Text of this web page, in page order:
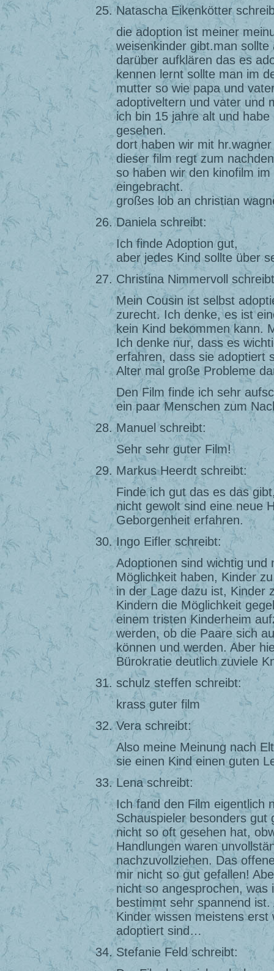
Natascha Eikenkötter
die adoption ist meiner
weisenkinder gibt.man
darüber aufklären das es
kennen lernt sollte man im
mutter so wie papa und
adoptiveltern und vater und
ich bin 15 jahre alt und
gesehen.
dort haben wir mit
dieser film regt zum
so haben wir den kinofilm
eingebracht.
großes lob an christian
Daniela schreibt:
Ich finde Adoption gut,
aber jedes Kind sollte über
Christina Nimmervoll
Mein Cousin ist selbst
zurecht. Ich denke, es ist
kein Kind bekommen kann.
Ich denke nur, dass es
erfahren, dass sie adoptiert
Alter mal große Probleme
Den Film finde ich sehr
ein paar Menschen zum
Manuel schreibt:
Sehr sehr guter Film!
Markus Heerdt schreibt:
Finde ich gut das es das
nicht gewolt sind eine neue
Geborgenheit erfahren.
Ingo Eifler schreibt:
Adoptionen sind wichtig und
Möglichkeit haben, Kinder
in der Lage dazu ist, Kinder
Kindern die Möglichkeit
einem tristen Kinderheim
werden, ob die Paare sich
können und werden. Aber
Bürokratie deutlich zuviele
schulz steffen schreibt:
krass guter film
Vera schreibt:
Also meine Meinung nach
sie einen Kind einen guten
Lena schreibt:
Ich fand den Film eigentlich
Schauspieler besonders gut
nicht so oft gesehen hat,
Handlungen waren
nachzuvollziehen. Das
mir nicht so gut gefallen!
nicht so angesprochen, was
bestimmt sehr spannend
Kinder wissen meistens
adoptiert sind…
Stefanie Feld schreibt: